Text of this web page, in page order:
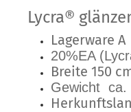
Lycra®
Lagerware A
20%EA
Breite 150
Gewicht ca.